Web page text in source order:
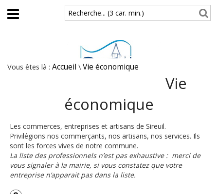
Aller au contenu principal
Recherche... (3 car. min.)
Vous êtes là : Accueil \ Vie économique
Vie
économique
Les commerces, entreprises et artisans de Sireuil.
Privilégions nos commerçants, nos artisans, nos services. Ils
sont les forces vives de notre commune.
La liste des professionnels n’est pas exhaustive : merci de
vous signaler à la mairie, si vous constatez que votre
entreprise n’apparait pas dans la liste.